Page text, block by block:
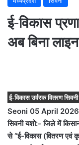
ई-विकास
अब बिना
ई-विकास उर्वरक वितरण सिवनी
Seoni 05 April 2026
सिवनी यशो:- जिले में
से “ई-विकास (वितरण एवं